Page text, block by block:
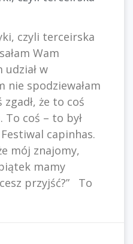
czyli terceirska
Wam
udział w
nie spodziewałam
że to coś
To coś – to był
capinhas.
mój znajomy,
mamy
przyjść?” To